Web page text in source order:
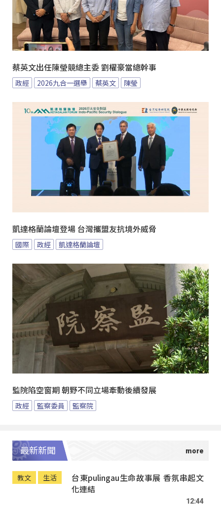
蔡英文出任陳瑩競總主委 劉櫂豪當總幹事
政經 2026九合一選舉 蔡英文 陳瑩
凱達格蘭論壇登場 台灣攜盟友抗境外威脅
國際 政經 凱達格蘭論壇
監院陷空窗期 朝野不同立場牽動後續發展
政經 監察委員 監察院
最新新聞
教文 生活
台東pulingau生命故事展 香氛串起文
化連結
12:44